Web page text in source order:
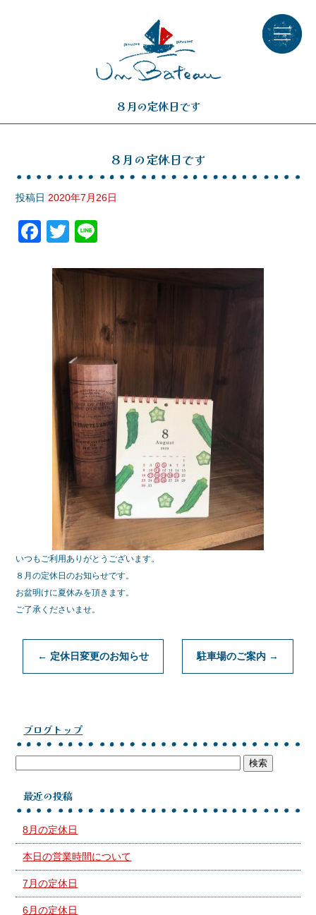
８月の定休日です
８月の定休日です
投稿日 2020年7月26日
F
c
e
b
o
k
T
tt
e
いつもご利用ありがとうございます。
８月の定休日のお知らせです。
お盆明けに夏休みを頂きます。
ご了承くださいませ。
← 定休日変更のお知らせ 駐車場のご案内 →
ブログトップ
最近の投稿
8月の定休日
本日の営業時間について
7月の定休日
6月の定休日